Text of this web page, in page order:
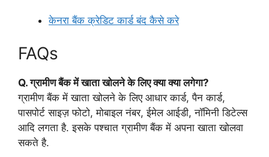
केनरा बैंक क्रेडिट कार्ड बंद कैसे करे
FAQs
Q. ग्रामीण बैंक में खाता खोलने के लिए क्या क्या लगेगा?
ग्रामीण बैंक में खाता खोलने के लिए आधार कार्ड, पैन कार्ड,
पासपोर्ट साइज़ फोटो, मोबाइल नंबर, ईमेल आईडी, नॉमिनी डिटेल्स
आदि लगता है. इसके पश्चात ग्रामीण बैंक में अपना खाता खोलवा
सकते है.